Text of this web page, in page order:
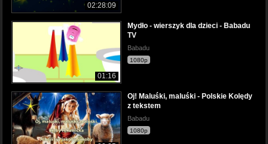
02:28:09
01:16
Mydło - wierszyk dla dzieci - Babadu
TV
Babadu
1080p
Oj! Maluśki, maluśki - Polskie Kolędy
z tekstem
Babadu
1080p